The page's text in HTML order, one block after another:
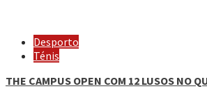
Desporto
Ténis
THE CAMPUS OPEN COM 12 LUSOS NO